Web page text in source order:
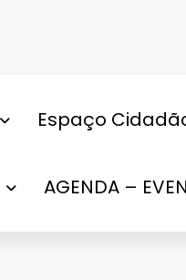
Espaço
AGENDA –